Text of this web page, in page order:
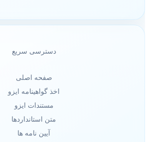
دسترسی سریع
صفحه اصلی
اخذ گواهینامه ایزو
مستندات ایزو
متن استانداردها
آیین نامه ها